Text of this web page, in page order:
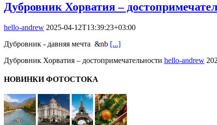
Дубровник Хорватия –
hello-andrew 2025-04-12T13:39:23+03:00
Дубровник - давняя мечта &nb [...]
Дубровник Хорватия – достопримечательности hello-andrew
НОВИНКИ ФОТОСТОКА